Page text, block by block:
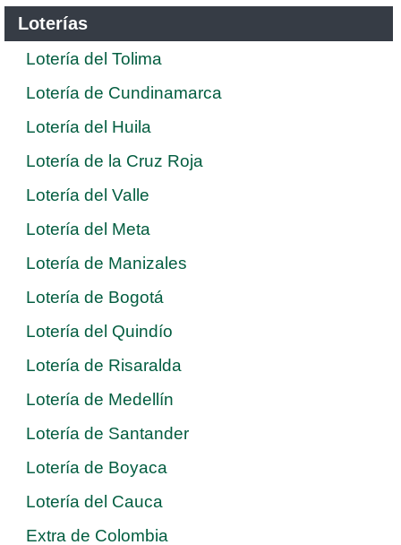
Loterías
Lotería del Tolima
Lotería de Cundinamarca
Lotería del Huila
Lotería de la Cruz Roja
Lotería del Valle
Lotería del Meta
Lotería de Manizales
Lotería de Bogotá
Lotería del Quindío
Lotería de Risaralda
Lotería de Medellín
Lotería de Santander
Lotería de Boyaca
Lotería del Cauca
Extra de Colombia